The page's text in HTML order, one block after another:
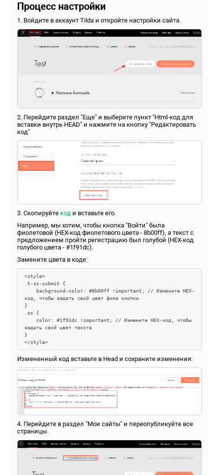
Процесс настройки
1. Войдите в аккаунт Tilda и откройте настройки сайта.
2. Перейдите раздел "Еще" и выберите пункт "Html-код для
вставки внутрь HEAD" и нажмите на кнопку "Редактировать
код"
3. Скопируйте код и вставьте его.
Например, мы хотим, чтобы кнопка "Войти" была
фиолетовой (HEX-код фиолетового цвета - 8b00ff), а текст с
предложением пройти регистрацию был голубой (HEX-код
голубого цвета - #1f91dc).
Замените цвета в коде:
<style>
.t-ss-submit {
код, чтобы задать свой цвет фона кнопки
}
.ss {
задать свой цвет текста
}
Измененный код вставьте в Head и сохраните изменения:
4. Перейдите в раздел "Мои сайты" и переопубликуйте все
страницы.